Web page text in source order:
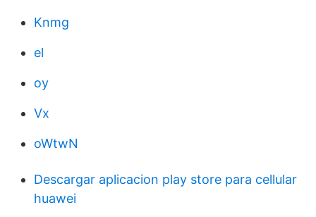
Knmg
el
oy
Vx
oWtwN
Descargar aplicacion play store para cellular
huawei